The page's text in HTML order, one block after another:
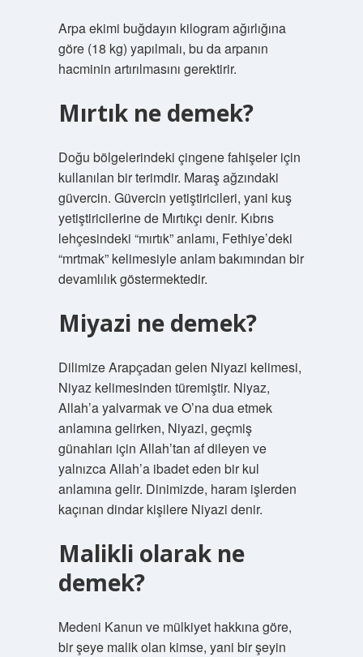
Arpa ekimi buğdayın kilogram ağırlığına
göre (18 kg) yapılmalı, bu da arpanın
hacminin artırılmasını gerektirir.
Mırtık ne demek?
Doğu bölgelerindeki çingene fahişeler için
kullanılan bir terimdir. Maraş ağzındaki
güvercin. Güvercin yetiştiricileri, yani kuş
yetiştiricilerine de Mırtıkçı denir. Kıbrıs
lehçesindeki “mırtık” anlamı, Fethiye’deki
“mrtmak” kelimesiyle anlam bakımından bir
devamlılık göstermektedir.
Miyazi ne demek?
Dilimize Arapçadan gelen Niyazi kelimesi,
Niyaz kelimesinden türemiştir. Niyaz,
Allah’a yalvarmak ve O’na dua etmek
anlamına gelirken, Niyazi, geçmiş
günahları için Allah’tan af dileyen ve
yalnızca Allah’a ibadet eden bir kul
anlamına gelir. Dinimizde, haram işlerden
kaçınan dindar kişilere Niyazi denir.
Malikli olarak ne
demek?
Medeni Kanun ve mülkiyet hakkına göre,
bir şeye malik olan kimse, yani bir şeyin